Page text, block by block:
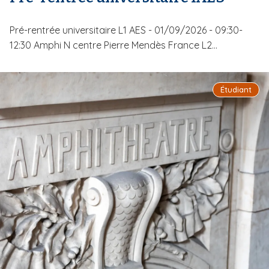
Pré-rentrée universitaire L1 AES - 01/09/2026 - 09:30-
12:30 Amphi N centre Pierre Mendès France L2...
Étudiant